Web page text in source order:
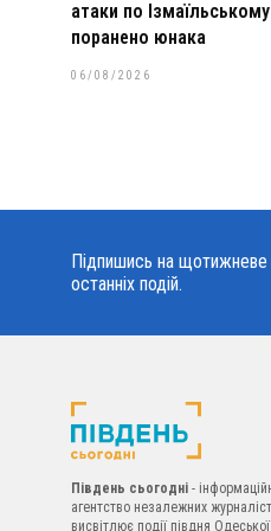
атаки по
поранено юнака
06/08/2026
Підпишись на щотижневе
останніх подій.
Південь сьогодні -
агентство незалежних
висвітлює події півдня Одеської